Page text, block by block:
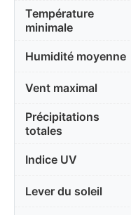
Température
minimale
Humidité moyenne
Vent maximal
Précipitations
totales
Indice UV
Lever du soleil